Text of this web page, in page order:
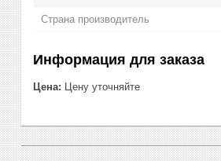
Страна производитель
Информация для заказа
Цена: Цену уточняйте